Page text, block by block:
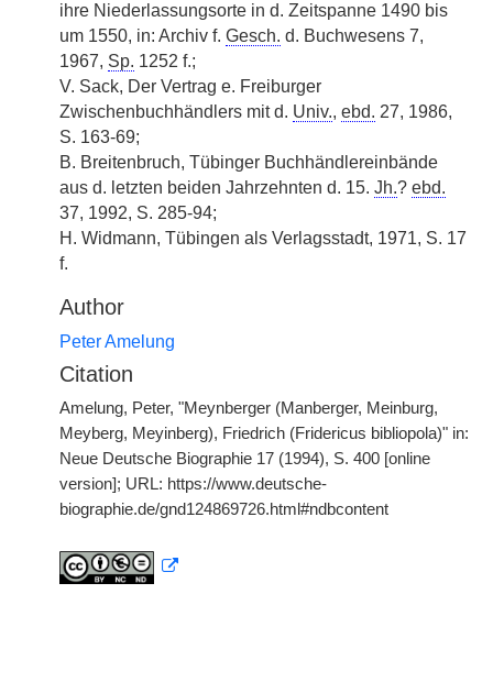
ihre Niederlassungsorte in d. Zeitspanne 1490 bis
um 1550, in: Archiv f. Gesch. d. Buchwesens 7,
1967, Sp. 1252 f.;
V. Sack, Der Vertrag e. Freiburger
Zwischenbuchhändlers mit d. Univ., ebd. 27, 1986,
S. 163-69;
B. Breitenbruch, Tübinger Buchhändlereinbände
aus d. letzten beiden Jahrzehnten d. 15. Jh.? ebd.
37, 1992, S. 285-94;
H. Widmann, Tübingen als Verlagsstadt, 1971, S. 17
f.
Author
Peter Amelung
Citation
Amelung, Peter, "Meynberger (Manberger, Meinburg,
Meyberg, Meyinberg), Friedrich (Fridericus bibliopola)" in:
Neue Deutsche Biographie 17 (1994), S. 400 [online
version]; URL: https://www.deutsche-
biographie.de/gnd124869726.html#ndbcontent